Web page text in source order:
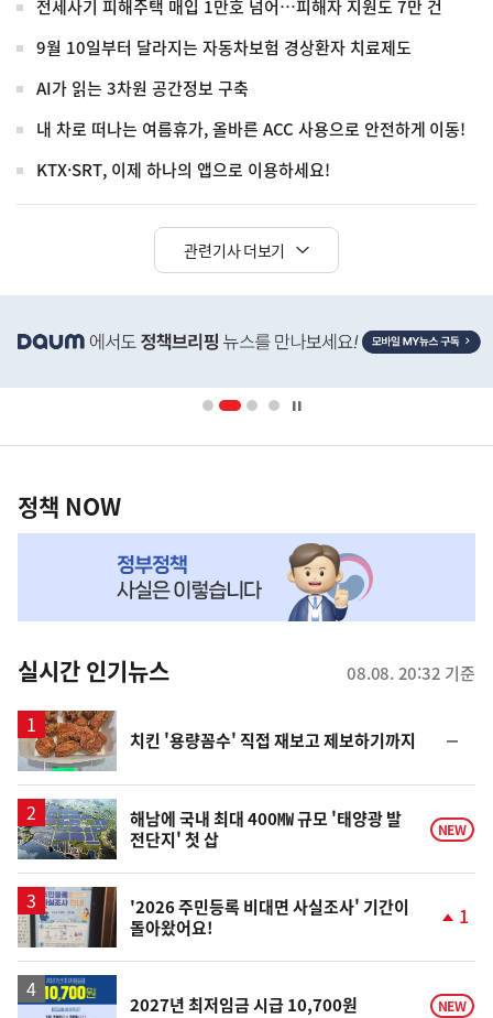
전세사기 피해주택 매입 1만호 넘어…피해자 지원도 7만 건
9월 10일부터 달라지는 자동차보험 경상환자 치료제도
AI가 읽는 3차원 공간정보 구축
내 차로 떠나는 여름휴가, 올바른 ACC 사용으로 안전하게 이동!
KTX·SRT, 이제 하나의 앱으로 이용하세요!
관련기사 더보기
단
배
영
책
NOW,
뉴
스
정책 NOW
실시간 인기뉴스 08.08. 20:32 기준
치킨 '용량꼼수' 직접 재보고 제보하기까지
일
해남에 국내 최대 400㎿ 규모 '태양광 발
전단지' 첫 삽
NEW
'2026 주민등록 비대면 사실조사' 기간이
돌아왔어요!
계
승
1
2027년 최저임금 시급 10,700원 NEW